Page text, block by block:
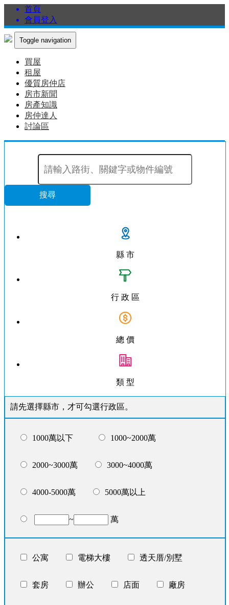
首頁
會員登入
Toggle navigation
買屋
租屋
優質房仲店
房市新聞
房產知識
房仲達人
討論區
搜尋
縣 市
行 政 區
總 價
類 型
請先選擇縣市，才可勾選行政區。
1000萬以下 1000~2000萬
2000~3000萬 3000~4000萬
4000-5000萬 5000萬以上
~ 萬
公寓 電梯大樓 透天厝/別墅
套房 辦公 店面 廠房